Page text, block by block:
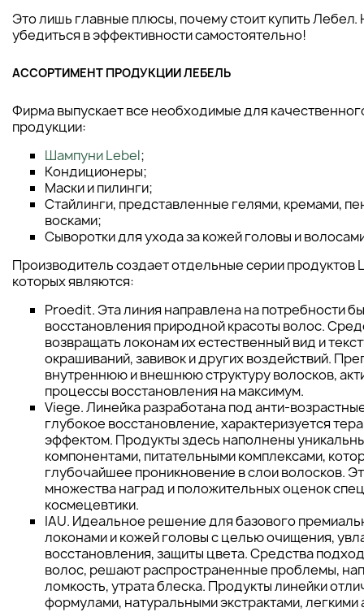
Это лишь главные плюсы, почему стоит купить
убедиться в эффективности самостоятельно!
АССОРТИМЕНТ ПРОДУКЦИИ ЛЕБЕЛЬ
Фирма выпускает все необходимые для
продукции:
Шампуни Lebel;
Кондиционеры;
Маски и пилинги;
Стайлинги, представленные гелями, кремами,
восками;
Сыворотки для ухода за кожей головы и
Производитель создает отдельные серии продуктов
которых являются:
Proedit. Эта линия направлена на потребности
восстановления природной красоты волос.
возвращать локонам их естественный вид и
окрашиваний, завивок и других воздействий.
внутреннюю и внешнюю структуру волосков,
процессы восстановления на максимум.
Viege. Линейка разработана под анти-
глубокое восстановление, характеризуется
эффектом. Продукты здесь наполнены
компонентами, питательными комплексами,
глубочайшее проникновение в слои волосков.
множества наград и положительных оценок
космецевтики.
IAU. Идеальное решение для базового
локонами и кожей головы с целью очищения,
восстановления, защиты цвета. Средства
волос, решают распространенные проблемы,
ломкость, утрата блеска. Продукты линейки
формулами, натуральными экстрактами, легкими